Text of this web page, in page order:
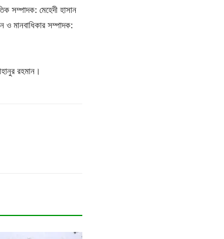
সম্পাদক: মেহেদী হাসান
মানবাধিকার সম্পাদক:
রহমান।